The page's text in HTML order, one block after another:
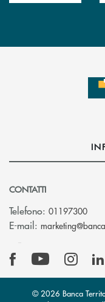
CONTATTI
Telefono: 01197300
E-mail:
© 2026 Banca